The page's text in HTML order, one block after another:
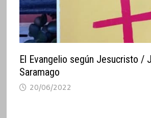
El Evangelio según Jesucristo /
Saramago
20/06/2022